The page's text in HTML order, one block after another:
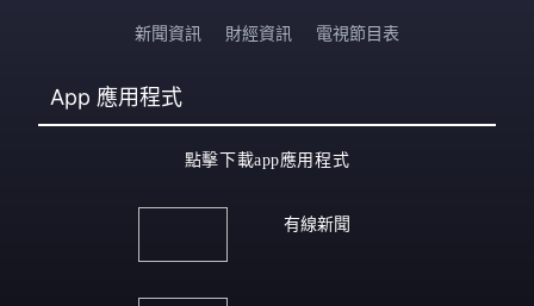
新聞資訊 財經資訊 電視節目表
App 應用程式
點擊下載app應用程式
有線新聞